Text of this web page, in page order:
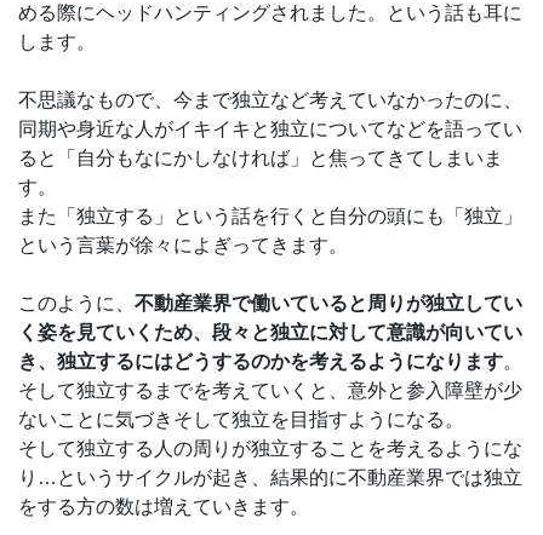
める際にヘッドハンティングされました。という話も耳に
します。
不思議なもので、今まで独立など考えていなかったのに、
同期や身近な人がイキイキと独立についてなどを語ってい
ると「自分もなにかしなければ」と焦ってきてしまいま
す。
また「独立する」という話を行くと自分の頭にも「独立」
という言葉が徐々によぎってきます。
このように、 不動産業界で働いていると周りが独立してい
く姿を見ていくため、段々と独立に対して意識が向いてい
き、独立するにはどうするのかを考えるようになります。
そして独立するまでを考えていくと、意外と参入障壁が少
ないことに気づきそして独立を目指すようになる。
そして独立する人の周りが独立することを考えるようにな
り…というサイクルが起き、結果的に不動産業界では独立
をする方の数は増えていきます。